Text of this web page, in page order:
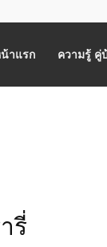
าแรก ความรู้ คู่
รี่